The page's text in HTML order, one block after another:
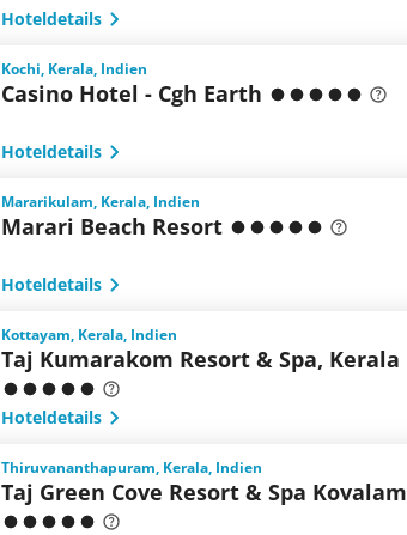
Hoteldetails
Kochi, Kerala, Indien
Casino Hotel - Cgh Earth
Hoteldetails
Mararikulam, Kerala, Indien
Marari Beach Resort
Hoteldetails
Kottayam, Kerala, Indien
Taj Kumarakom Resort & Spa, Kerala
Hoteldetails
Thiruvananthapuram, Kerala, Indien
Taj Green Cove Resort & Spa Kovalam